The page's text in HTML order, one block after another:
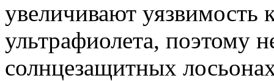
увеличивают уязвимость
ультрафиолета, поэтому
солнцезащитных